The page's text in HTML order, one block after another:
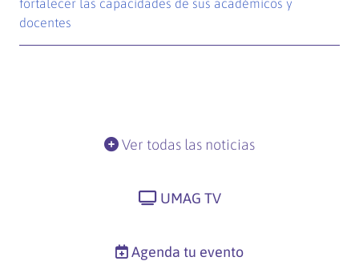
fortalecer las capacidades de sus académicos y
docentes
Ver todas las noticias
UMAG TV
Agenda tu evento